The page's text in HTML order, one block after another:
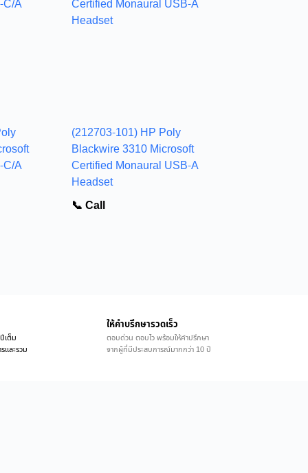
C/A
(212703-101) HP Poly
Blackwire 3310 Microsoft
Certified Monaural USB-A
Headset
📞 Call
เต็ม
และรวม
ให้คำบรึกษารวดเร็ว
ตอบด่วน ตอบไว พร้อมให้คำปรึกษา
จากผู้ที่มีประสบการณ์มากกว่า 10 ปี